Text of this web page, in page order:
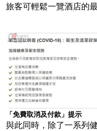
旅客可輕鬆一覽酒店的最
「免費取消及付款」提示
與此同時，除了一系列